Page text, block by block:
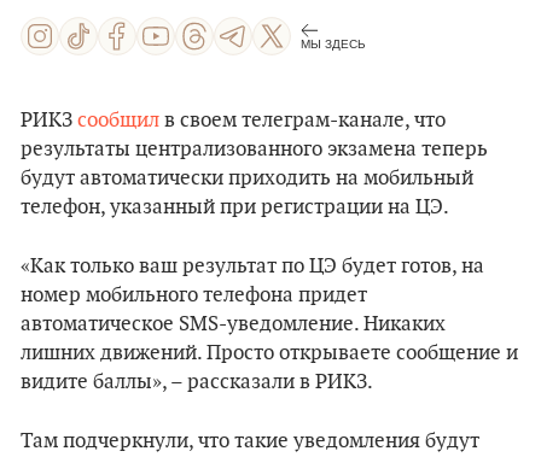
МЫ ЗДЕСЬ
РИКЗ сообщил в своем телеграм-канале, что
результаты централизованного экзамена теперь
будут автоматически приходить на мобильный
телефон, указанный при регистрации на ЦЭ.
«Как только ваш результат по ЦЭ будет готов, на
номер мобильного телефона придет
автоматическое SMS-уведомление. Никаких
лишних движений. Просто открываете сообщение и
видите баллы», – рассказали в РИКЗ.
Там подчеркнули, что такие уведомления будут